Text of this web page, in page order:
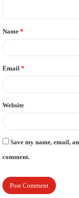
t
*
Name *
Email *
Website
Save my name, email,
comment.